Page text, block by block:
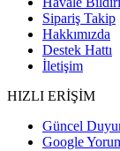
Sipariş Takip
Hakkımızda
Destek Hattı
İletişim
HIZLI ERİŞİM
Güncel
Google